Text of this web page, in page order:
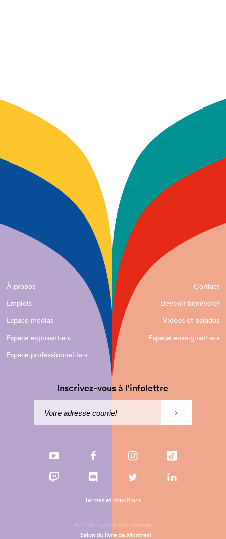
À propos
Contact
Emplois
Devenir bénévole!
Espace médias
Vidéos et balados
Espace exposant·e⋅s
Espace enseignant·e⋅s
Espace professionnel·le⋅s
Inscrivez-vous à l'infolettre
© 2026 - Tous droits réservés
Termes et conditions